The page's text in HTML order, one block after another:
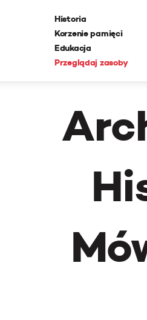
Historia
Korzenie pamięci
Edukacja
Przeglądaj zasoby